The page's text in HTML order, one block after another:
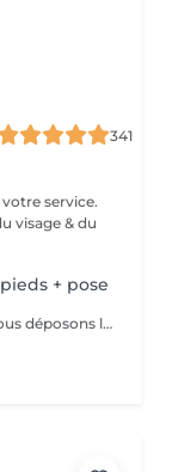
341
service.
visage & du
+ pose
Ongles fragiles, ce soin est idéal pour vous. Nous déposons le semi permanent avec des papillotes, de manière plus douce, l'ongle n'est pas abîmé. Un rdv bloqué doit être impérativement annulé 24h. Dans le cas contraire, nous nous réservons le droit de facturer la prestation.